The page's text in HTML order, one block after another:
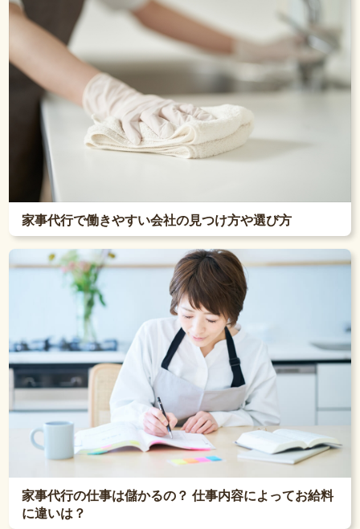
家事代行で働きやすい会社の見つけ方や選び方
家事代行の仕事は儲かるの？ 仕事内容によってお給料
に違いは？